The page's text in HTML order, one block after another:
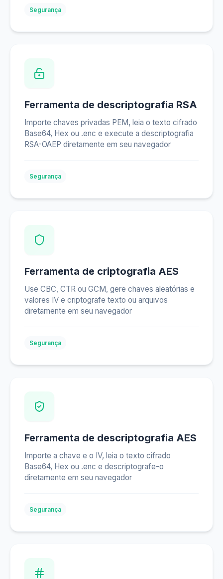
Segurança
Ferramenta de descriptografia RSA
Importe chaves privadas PEM, leia o texto cifrado
Base64, Hex ou .enc e execute a descriptografia
RSA-OAEP diretamente em seu navegador
Segurança
Ferramenta de criptografia AES
Use CBC, CTR ou GCM, gere chaves aleatórias e
valores IV e criptografe texto ou arquivos
diretamente em seu navegador
Segurança
Ferramenta de descriptografia AES
Importe a chave e o IV, leia o texto cifrado
Base64, Hex ou .enc e descriptografe-o
diretamente em seu navegador
Segurança